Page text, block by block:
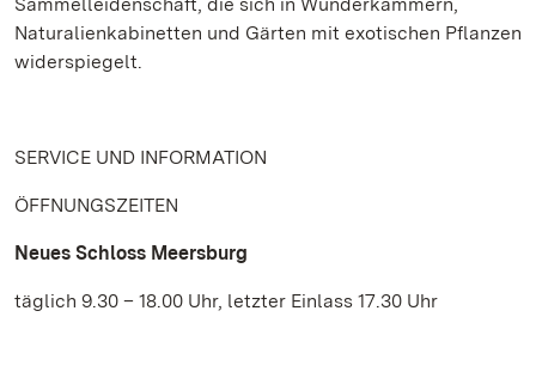
Naturalienkabinetten und Gärten mit exotischen Pflanzen
widerspiegelt.
SERVICE UND INFORMATION
ÖFFNUNGSZEITEN
Neues Schloss Meersburg
täglich 9.30 – 18.00 Uhr, letzter Einlass 17.30 Uhr